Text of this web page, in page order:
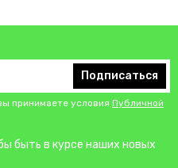
Подписаться
принимаете условия Публичной
быть в курсе наших новых